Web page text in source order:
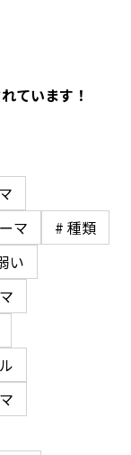
ています！
マ
# 種類
い